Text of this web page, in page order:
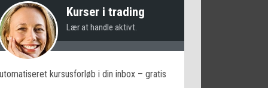
Kurser i trading
Lær at handle aktivt.
kursusforløb i din inbox – gratis